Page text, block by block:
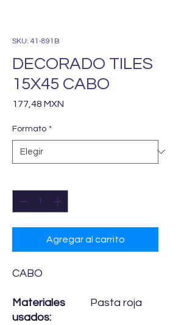
SKU: 41-891B
DECORADO TILES
15X45 CABO
177,48 MXN
Formato *
Agregar al carrito
CABO
Materiales
usados:
Pasta roja